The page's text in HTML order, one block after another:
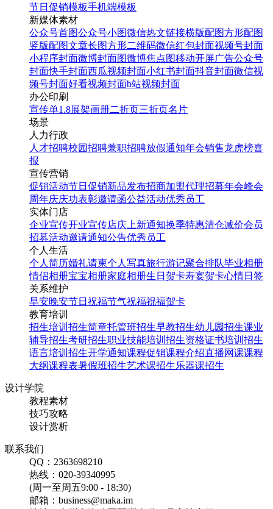
节日促销模板手机端模板
新媒体素材
公众号首图公众号小图微信热文链接横版配图方形配图
竖版配图文章长图方形二维码微信红包封面视频号封面
小程序封面微博封面图微博焦点图移动开屏广告公众号
封面快手封面西瓜视频封面小红书封面抖音封面微信视
频号封面好看视频封面b站视频封面
办公印刷
宣传单1.8展架画册二折页三折页名片
场景
人力行政
人才招聘校园招聘兼职招聘放假通知年会销售龙虎榜喜
报
宣传营销
促销活动节日促销新品发布招商加盟代理招募年会峰会
周年庆庆功表彰邀请函公益活动优秀员工
实体门店
企业宣传开业宣传店庆 上新通知换季特惠清仓减价会员
招募活动邀请通知公告优秀员工
个人生活
个人简历婚礼请柬个人写真旅行游记聚合排队毕业相册
情侣相册宝宝相册家庭相册生日贺卡寿宴贺卡心情日签
关系维护
早安晚安节日祝福节气祝福祝福贺卡
教育培训
招生培训 招生简章托管班招生早教招生幼儿园招生课业
辅导招生考研招生职业技能培训招生资格证书培训招生
语言培训招生开学通知课程促销课程介绍直播网课课程
大纲课程表暑假班招生艺术课招生乐器课招生
设计学院
教程素材
技巧攻略
设计赏析
联系我们
QQ：2363698210
热线：020-39340995
(周一至周五9:00 - 18:30)
邮箱：business@maka.im